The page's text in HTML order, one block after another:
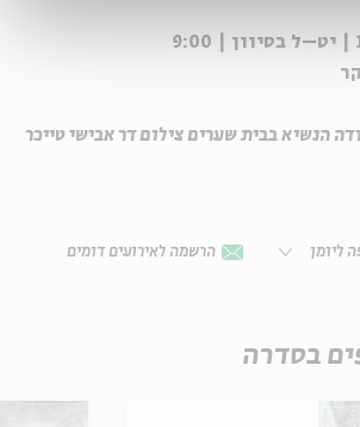
הנשיא בבית שערים צילום דר אבישי טייכר
ליומן הרשמה לאירועים דומים
בסדרה